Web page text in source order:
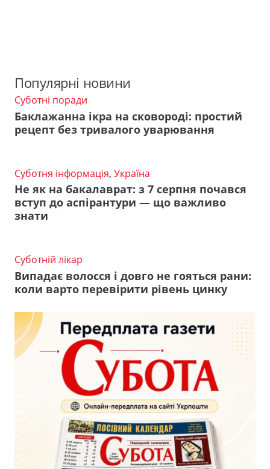
Популярні новини
Суботні поради
Баклажанна ікра на сковороді: простий
рецепт без тривалого уварювання
Суботня інформація, Україна
Не як на бакалаврат: з 7 серпня почався
вступ до аспірантури — що важливо
знати
Суботній лікар
Випадає волосся і довго не гояться рани:
коли варто перевірити рівень цинку